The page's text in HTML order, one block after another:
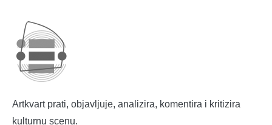
Artkvart prati, objavljuje, analizira, komentira i kritizira
kulturnu scenu.